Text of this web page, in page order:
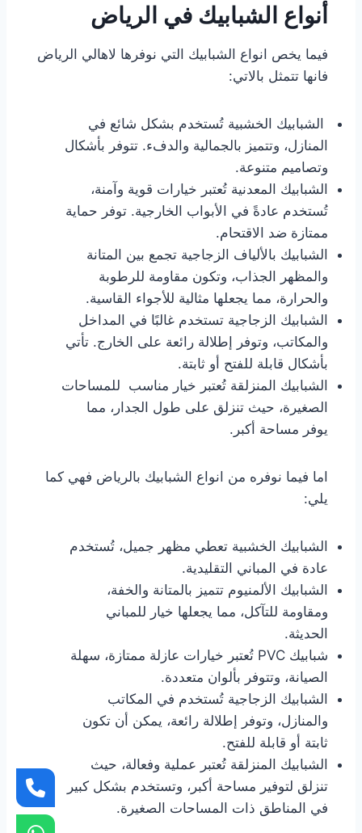
أنواع الشبابيك في الرياض
فيما يخص انواع الشبابيك التي نوفرها لاهالي الرياض
فانها تتمثل بالاتي:
الشبابيك الخشبية تُستخدم بشكل شائع في
المنازل، وتتميز بالجمالية والدفء. تتوفر بأشكال
وتصاميم متنوعة.
الشبابيك المعدنية تُعتبر خيارات قوية وآمنة،
تُستخدم عادةً في الأبواب الخارجية. توفر حماية
ممتازة ضد الاقتحام.
الشبابيك بالألياف الزجاجية تجمع بين المتانة
والمظهر الجذاب، وتكون مقاومة للرطوبة
والحرارة، مما يجعلها مثالية للأجواء القاسية.
الشبابيك الزجاجية تستخدم غالبًا في المداخل
والمكاتب، وتوفر إطلالة رائعة على الخارج. تأتي
بأشكال قابلة للفتح أو ثابتة.
الشبابيك المنزلقة تُعتبر خيار مناسب للمساحات
الصغيرة، حيث تنزلق على طول الجدار، مما
يوفر مساحة أكبر.
اما فيما نوفره من انواع الشبابيك بالرياض فهي كما
يلي:
الشبابيك الخشبية تعطي مظهر جميل، تُستخدم
عادة في المباني التقليدية.
الشبابيك الألمنيوم تتميز بالمتانة والخفة،
ومقاومة للتآكل، مما يجعلها خيار للمباني
الحديثة.
شبابيك PVC تُعتبر خيارات عازلة ممتازة، سهلة
الصيانة، وتتوفر بألوان متعددة.
الشبابيك الزجاجية تُستخدم في المكاتب
والمنازل، وتوفر إطلالة رائعة، يمكن أن تكون
ثابتة أو قابلة للفتح.
الشبابيك المنزلقة تُعتبر عملية وفعالة، حيث
تنزلق لتوفير مساحة أكبر، وتستخدم بشكل كبير
في المناطق ذات المساحات الصغيرة.